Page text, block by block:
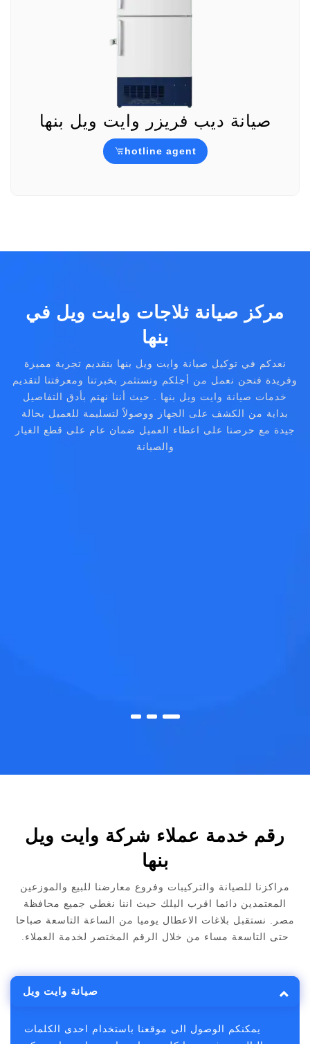
صيانة ديب فريزر وايت ويل بنها
hotline agent
مركز صيانة ثلاجات وايت ويل في
بنها
نعدكم في توكيل صيانة وايت ويل بنها بتقديم تجربة مميزة
وفريدة فنحن نعمل من أجلكم ونستثمر بخبرتنا ومعرفتنا لتقديم
خدمات صيانة وايت ويل بنها . حيث أننا نهتم بأدق التفاصيل
بداية من الكشف على الجهاز ووصولاً لتسليمة للعميل بحالة
جيدة مع حرصنا على اعطاء العميل ضمان عام على قطع الغيار
والصيانة
رقم خدمة عملاء شركة وايت ويل
بنها
مراكزنا للصيانة والتركيبات وفروع معارضنا للبيع والموزعين
المعتمدين دائما اقرب اليلك حيث اننا نغطي جميع محافظة
مصر. نستقبل بلاغات الاعطال يوميا من الساعة التاسعة صباحا
حتى التاسعة مساء من خلال الرقم المختصر لخدمة العملاء.
صيانة وايت ويل
يمكنكم الوصول الى موقعنا باستخدام احدى الكلمات